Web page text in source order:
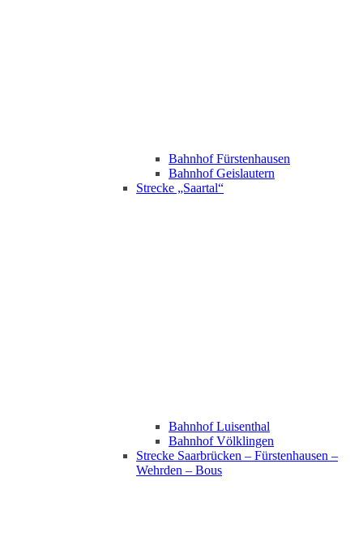
Bahnhof Fürstenhausen
Bahnhof Geislautern
Strecke „Saartal“
Bahnhof Luisenthal
Bahnhof Völklingen
Strecke Saarbrücken – Fürstenhausen –
Wehrden – Bous